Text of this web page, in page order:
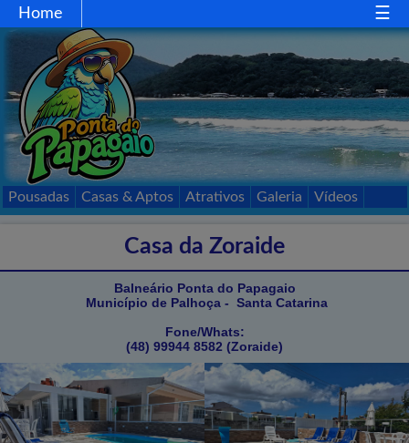
Home
Home Gastronomia Acessos
Pousadas Casas & Aptos Atrativos Galeria
Vídeos
Casa da Zoraide
Balneário Ponta do Papagaio
Município de Palhoça - Santa Catarina
Fone/Whats:
(48) 99944 8582 (Zoraide)